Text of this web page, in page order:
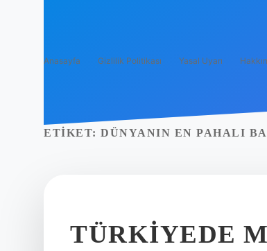
Anasayfa Gizlilik Politikası Yasal Uyarı
ETIKET: DÜNYANIN EN PAHALI
TÜRKIYEDE